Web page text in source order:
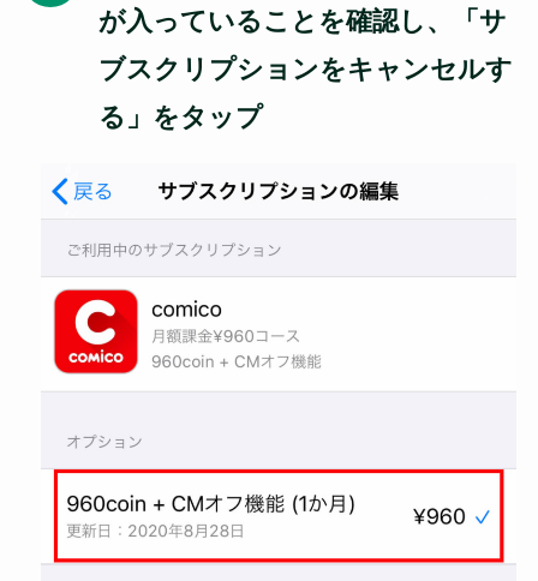
が入っていることを確認し、「サ
ブスクリプションをキャンセルす
る」をタップ